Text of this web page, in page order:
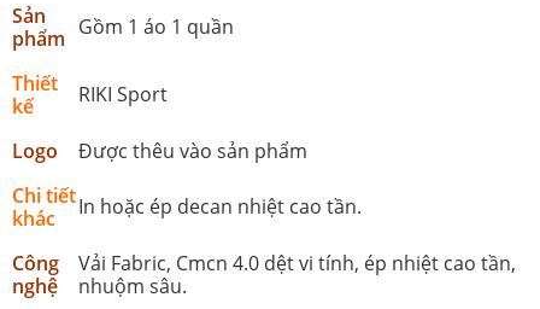
Sản
phẩm Gồm 1 áo 1 quần
Thiết
kế
RIKI Sport
Logo
Được thêu vào sản phẩm
Chi tiết
khác
In hoặc ép decan nhiệt cao tần.
Công
nghệ
Vải Fabric, Cmcn 4.0 dệt vi tính, ép nhiệt cao tần,
nhuộm sâu.